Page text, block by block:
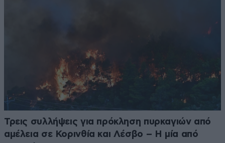
Τρεις συλλήψεις για πρόκληση πυρκαγιών από
αμέλεια σε Κορινθία και Λέσβο – Η μία από